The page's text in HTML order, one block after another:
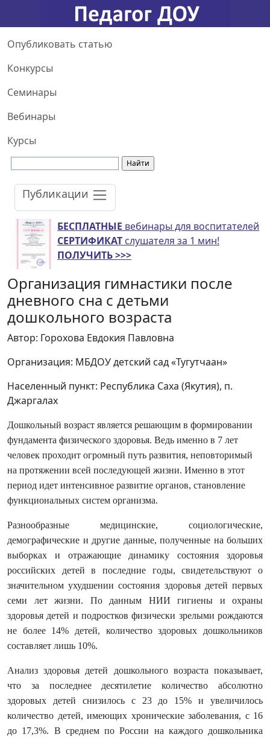
Опубликовать статью
Конкурсы
Семинары
Вебинары
Курсы
Публикации
БЕСПЛАТНЫЕ вебинары для воспитателей
СЕРТИФИКАТ слушателя за 1 мин!
ПОЛУЧИТЬ >>>
Организация гимнастики после
дневного сна с детьми
дошкольного возраста
Автор: Горохова Евдокия Павловна
Организация: МБДОУ детский сад «Тугутчаан»
Населенный пункт: Республика Саха (Якутия), п.
Джаргалах
Дошкольный возраст является решающим в формировании
фундамента физического здоровья. Ведь именно в 7 лет
человек проходит огромный путь развития, неповторимый
на протяжении всей последующей жизни. Именно в этот
период идет интенсивное развитие органов, становление
функциональных систем организма.
Разнообразные медицинские, социологические,
демографические и другие данные, полученные на больших
выборках и отражающие динамику состояния здоровья
российских детей в последние годы, свидетельствуют о
значительном ухудшении состояния здоровья детей первых
семи лет жизни. По данным НИИ гигиены и охраны
здоровья детей и подростков физически зрелыми рождаются
не более 14% детей, количество здоровых дошкольников
составляет лишь 10%.
Анализ здоровья детей дошкольного возраста показывает,
что за последнее десятилетие количество абсолютно
здоровых детей снизилось с 23 до 15% и увеличилось
количество детей, имеющих хронические заболевания, с 16
до 17,3%. В среднем по России на каждого дошкольника